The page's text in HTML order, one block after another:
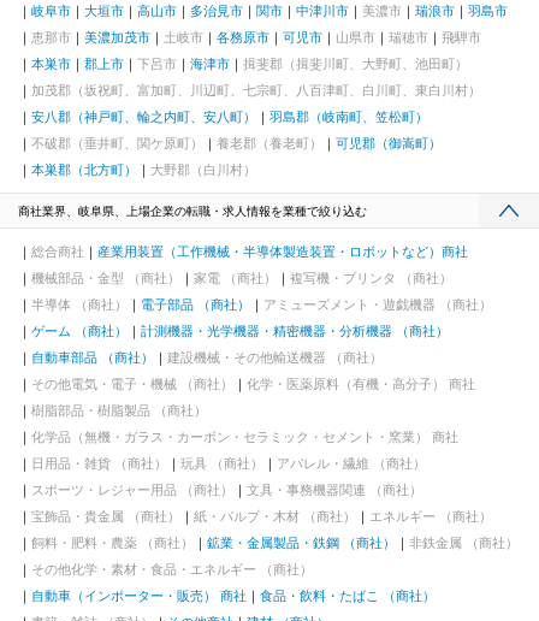
岐阜市 大垣市 高山市 多治見市 関市 中津川市 美濃市 瑞浪市
羽島市
恵那市
美濃加茂市 土岐市 各務原市 可児市 山県市 瑞穂市
飛騨市
本巣市
郡上市 下呂市 海津市
揖斐郡（揖斐川町、大野町、池田町）
加茂郡（坂祝町、富加町、川辺町、七宗町、八百津町、白川町、東白川村）
安八郡（神戸町、輪之内町、安八町）
羽島郡（岐南町、笠松町）
不破郡（垂井町、関ケ原町）
養老郡（養老町）
可児郡（御嵩町）
本巣郡（北方町）
大野郡（白川村）
商社業界、岐阜県、上場企業の転職・求人情報を業種で絞り込む
総合商社
産業用装置（工作機械・半導体製造装置・ロボットなど）商社
機械部品・金型 （商社）
家電 （商社）
複写機・プリンタ （商社）
半導体 （商社）
電子部品 （商社）
アミューズメント・遊戯機器 （商社）
ゲーム （商社）
計測機器・光学機器・精密機器・分析機器 （商社）
自動車部品 （商社）
建設機械・その他輸送機器 （商社）
その他電気・電子・機械 （商社）
化学・医薬原料（有機・高分子） 商社
樹脂部品・樹脂製品 （商社）
化学品（無機・ガラス・カーボン・セラミック・セメント・窯業） 商社
日用品・雑貨 （商社）
玩具 （商社）
アパレル・繊維 （商社）
スポーツ・レジャー用品 （商社）
文具・事務機器関連 （商社）
宝飾品・貴金属 （商社）
紙・パルプ・木材 （商社）
エネルギー （商社）
飼料・肥料・農薬 （商社）
鉱業・金属製品・鉄鋼 （商社）
非鉄金属 （商社）
その他化学・素材・食品・エネルギー （商社）
自動車（インポーター・販売） 商社
食品・飲料・たばこ （商社）